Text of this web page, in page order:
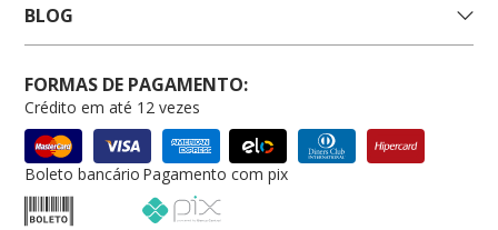
BLOG
FORMAS DE PAGAMENTO:
Crédito em até 12 vezes
Boleto bancário Pagamento com pix